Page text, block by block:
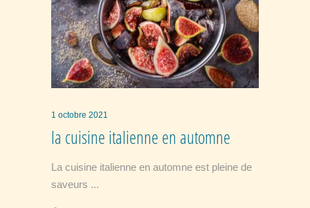
1 octobre 2021
la cuisine italienne en automne
La cuisine italienne en automne est pleine de
saveurs